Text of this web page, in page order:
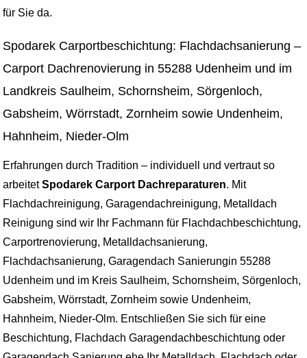
für Sie da.
Spodarek Carportbeschichtung: Flachdachsanierung –
Carport Dachrenovierung in 55288 Udenheim und im
Landkreis Saulheim, Schornsheim, Sörgenloch,
Gabsheim, Wörrstadt, Zornheim sowie Undenheim,
Hahnheim, Nieder-Olm
Erfahrungen durch Tradition – individuell und vertraut so
arbeitetSpodarek Carport Dachreparaturen. Mit
Flachdachreinigung, Garagendachreinigung, Metalldach
Reinigung sind wir Ihr Fachmann für Flachdachbeschichtung,
Carportrenovierung, Metalldachsanierung,
Flachdachsanierung, Garagendach Sanierungin 55288
Udenheim und im Kreis Saulheim, Schornsheim, Sörgenloch,
Gabsheim, Wörrstadt, Zornheim sowie Undenheim,
Hahnheim, Nieder-Olm. Entschließen Sie sich für eine
Beschichtung, Flachdach Garagendachbeschichtung oder